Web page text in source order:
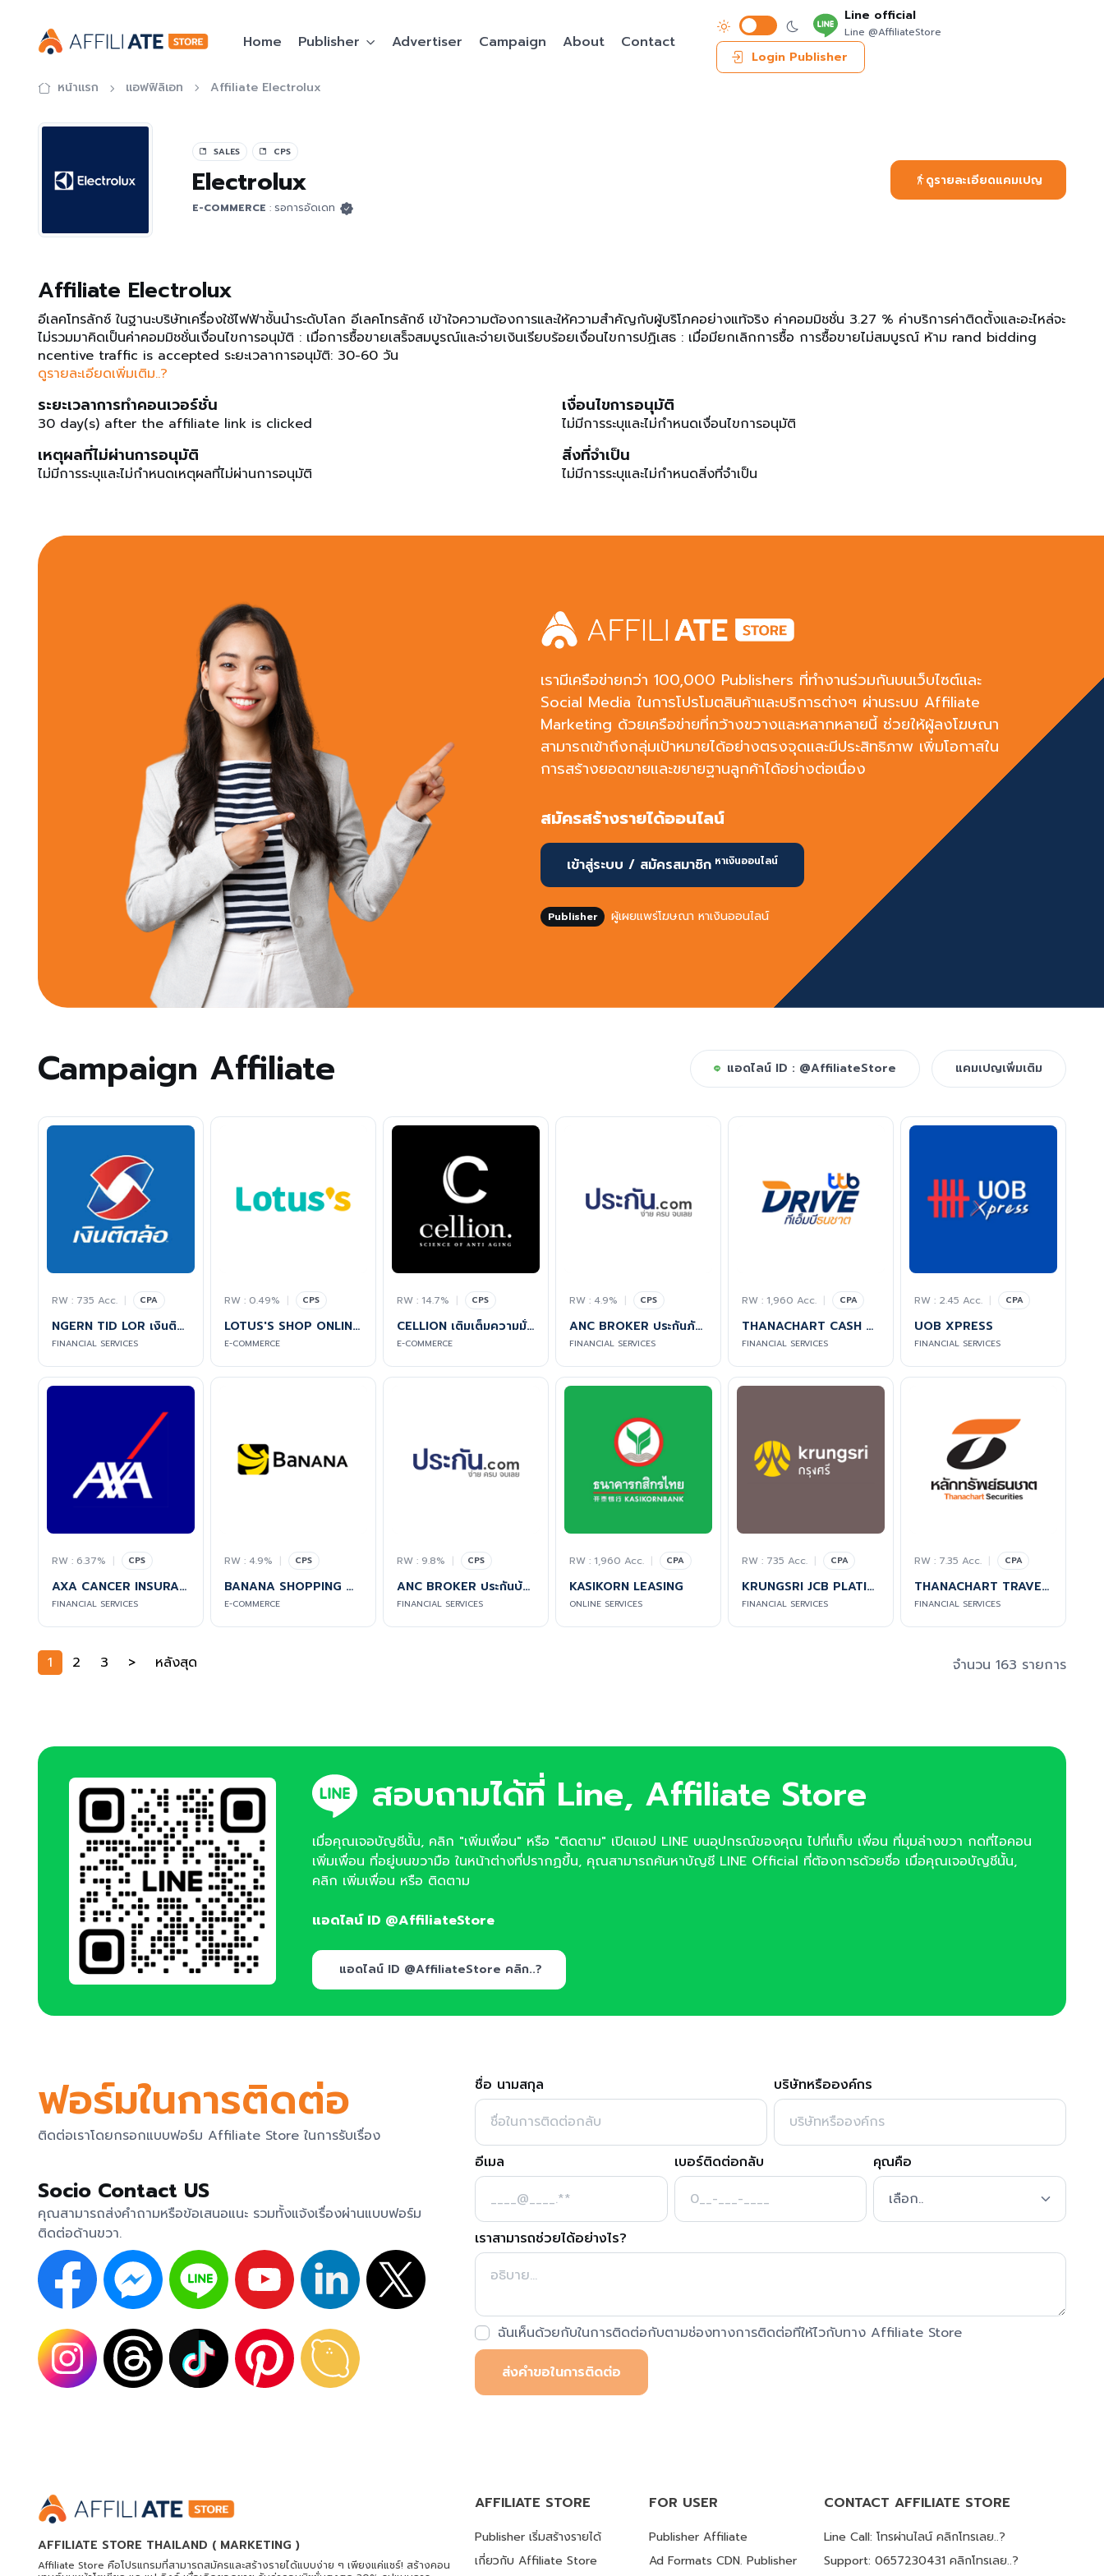
Line official
Line @AffiliateStore
Login Publisher
Home Publisher Advertiser Campaign About Contact
หน้าแรก แอฟฟิลิเอท Affiliate Electrolux
SALES CPS
Electrolux
E-COMMERCE : รอการอัดเดท
ดูรายละเอียดแคมเปญ
Affiliate Electrolux
อีเลคโทรลักซ์ ในฐานะบริษัทเครื่องใช้ไฟฟ้าชั้นนำระดับโลก อีเลคโทรลักซ์ เข้าใจความต้องการและให้ความสำคัญกับผู้บริโภคอย่างแท้จริง ค่าคอมมิชชั่น 3.27 % ค่าบริการค่าติดตั้งและอะไหล่จะ
ไม่รวมมาคิดเป็นค่าคอมมิชชั่นเงื่อนไขการอนุมัติ : เมื่อการซื้อขายเสร็จสมบูรณ์และจ่ายเงินเรียบร้อยเงื่อนไขการปฏิเสธ : เมื่อมียกเลิกการซื้อ การซื้อขายไม่สมบูรณ์ ห้าม rand bidding
ncentive traffic is accepted ระยะเวลาการอนุมัติ: 30-60 วัน
ดูรายละเอียดเพิ่มเติม..?
ระยะเวลาการทำคอนเวอร์ชั่น
30 day(s) after the affiliate link is clicked
เงื่อนไขการอนุมัติ
ไม่มีการระบุและไม่กำหนดเงื่อนไขการอนุมัติ
เหตุผลที่ไม่ผ่านการอนุมัติ
ไม่มีการระบุและไม่กำหนดเหตุผลที่ไม่ผ่านการอนุมัติ
สิ่งที่จำเป็น
ไม่มีการระบุและไม่กำหนดสิ่งที่จำเป็น
เรามีเครือข่ายกว่า 100,000 Publishers ที่ทำงานร่วมกันบนเว็บไซต์และ
Social Media ในการโปรโมตสินค้าและบริการต่างๆ ผ่านระบบ Affiliate
Marketing ด้วยเครือข่ายที่กว้างขวางและหลากหลายนี้ ช่วยให้ผู้ลงโฆษณา
สามารถเข้าถึงกลุ่มเป้าหมายได้อย่างตรงจุดและมีประสิทธิภาพ เพิ่มโอกาสใน
การสร้างยอดขายและขยายฐานลูกค้าได้อย่างต่อเนื่อง
สมัครสร้างรายได้ออนไลน์
เข้าสู่ระบบ / สมัครสมาชิก หาเงินออนไลน์
Publisher ผู้เผยแพร่โฆษณา หาเงินออนไลน์
Campaign Affiliate แอดไลน์ ID : @AffiliateStore แคมเปญเพิ่มเติม
RW : 735 Acc. | CPA
NGERN TID LOR เงินติดล้อ สินเชื่อทะเบียนรถเก๋ง-กระบะ และรีไฟแนนซ์
FINANCIAL SERVICES
RW : 0.49% | CPS
LOTUS'S SHOP ONLINE [WEB]
E-COMMERCE
RW : 14.7% | CPS
CELLION เติมเต็มความมั่นใจ ในทุกจังหวะชีวิต
E-COMMERCE
RW : 4.9% | CPS
ANC BROKER ประกันภัย CYBER
FINANCIAL SERVICES
RW : 1,960 Acc. | CPA
THANACHART CASH YOUR CAR
FINANCIAL SERVICES
RW : 2.45 Acc. | CPA
UOB XPRESS
FINANCIAL SERVICES
RW : 6.37% | CPS
AXA CANCER INSURANCE ONLINE
FINANCIAL SERVICES
RW : 4.9% | CPS
BANANA SHOPPING ONLINE
E-COMMERCE
RW : 9.8% | CPS
ANC BROKER ประกันบ้านหายห่วง
FINANCIAL SERVICES
RW : 1,960 Acc. | CPA
KASIKORN LEASING
ONLINE SERVICES
RW : 735 Acc. | CPA
KRUNGSRI JCB PLATINUM
FINANCIAL SERVICES
RW : 7.35 Acc. | CPA
THANACHART TRAVEL INSURANCE
FINANCIAL SERVICES
1 2 3 > หลังสุด จำนวน 163 รายการ
สอบถามได้ที่ Line, Affiliate Store
เมื่อคุณเจอบัญชีนั้น, คลิก "เพิ่มเพื่อน" หรือ "ติดตาม" เปิดแอป LINE บนอุปกรณ์ของคุณ ไปที่แท็บ เพื่อน ที่มุมล่างขวา กดที่ไอคอน
เพิ่มเพื่อน ที่อยู่บนขวามือ ในหน้าต่างที่ปรากฏขึ้น, คุณสามารถค้นหาบัญชี LINE Official ที่ต้องการด้วยชื่อ เมื่อคุณเจอบัญชีนั้น,
คลิก เพิ่มเพื่อน หรือ ติดตาม
แอดไลน์ ID @AffiliateStore
แอดไลน์ ID @AffiliateStore คลิก..?
ฟอร์มในการติดต่อ
ติดต่อเราโดยกรอกแบบฟอร์ม Affiliate Store ในการรับเรื่อง
Socio Contact US
คุณสามารถส่งคำถามหรือข้อเสนอแนะ รวมทั้งแจ้งเรื่องผ่านแบบฟอร์ม
ติดต่อด้านขวา.
ชื่อ นามสกุล บริษัทหรือองค์กร
อีเมล เบอร์ติดต่อกลับ คุณคือ
เราสามารถช่วยได้อย่างไร?
ฉันเห็นด้วยกับในการติดต่อกับตามช่องทางการติดต่อทีให้ไวกับทาง Affiliate Store
ส่งคำขอในการติดต่อ
AFFILIATE STORE THAILAND ( MARKETING )
Affiliate Store คือโปรแกรมที่สามารถสมัครและสร้างรายได้แบบง่าย ๆ เพียงแค่แชร์! สร้างคอน
AFFILIATE STORE
Publisher เริ่มสร้างรายได้
เกี่ยวกับ Affiliate Store
FOR USER
Publisher Affiliate
Ad Formats CDN. Publisher
CONTACT AFFILIATE STORE
Line Call: โทรผ่านไลน์ คลิกโทรเลย..?
Support: 0657230431 คลิกโทรเลย..?